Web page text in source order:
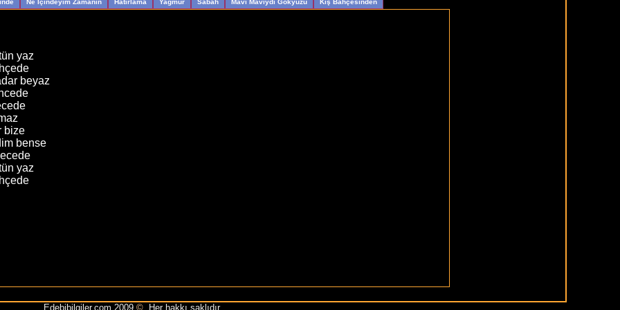
Ne İçindeyim Zamanın Hatırlama Yağmur Sabah Mavi Maviydi Gökyüzü Kış Bahçesinden
yaz
beyaz
bize
bense
yaz
Edebibilgiler.com 2009 ©Her hakkı saklıdır.